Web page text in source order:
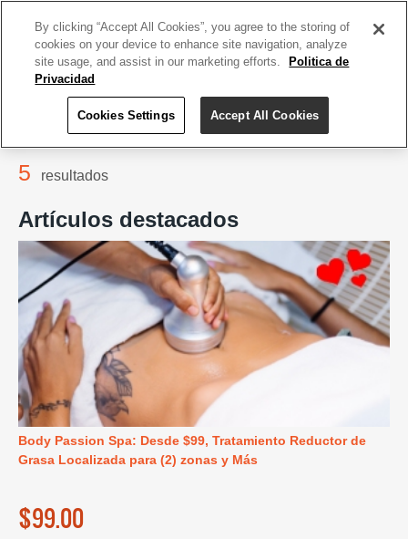
Salud y Belleza Tratamiento Corporal
5 resultados
Artículos destacados
Body Passion Spa: Desde $99, Tratamiento Reductor de
Grasa Localizada para (2) zonas y Más
$99.00
By clicking “Accept All Cookies”, you agree to the storing of
cookies on your device to enhance site navigation, analyze
site usage, and assist in our marketing efforts.
Politica de
Privacidad
Cookies Settings Accept All Cookies